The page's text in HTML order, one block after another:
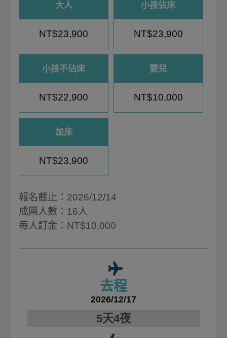
大人
NT$23,900
小孩佔床
NT$23,900
小孩不佔床
NT$22,900
嬰兒
NT$10,000
加床
NT$23,900
報名截止：2026/12/14
成團人數：16人
每人訂金：NT$10,000
去程
2026/12/17
5天4夜